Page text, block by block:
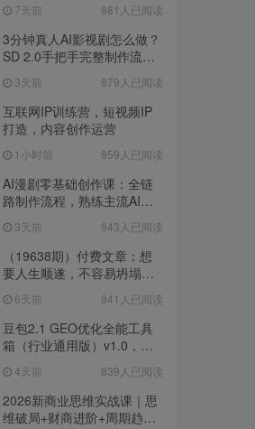
7天前 881人已阅读
3分钟真人AI影视剧怎么做？
SD 2.0手把手完整制作流程
无限生成
3天前 879人已阅读
互联网IP训练营，短视频IP
打造，内容创作运营
1小时前 859人已阅读
AI漫剧零基础创作课：全链
路制作流程，熟练主流AI工
3天前 843人已阅读
（19638期）付费文章：想
要人生顺遂，不容易坍塌，
6天前 841人已阅读
豆包2.1 GEO优化全能工具
箱（行业通用版）v1.0，会
景4天前 839人已阅读
2026新商业思维实战课｜思
维破局+财商进阶+周期趋势